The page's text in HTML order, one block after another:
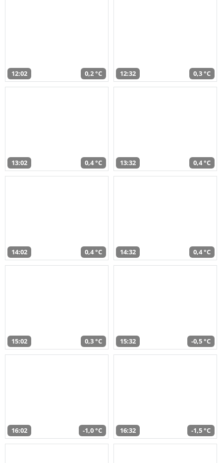
12:02 0,2 °C 12:32 0,3 °C
13:02 0,4 °C 13:32 0,4 °C
14:02 0,4 °C 14:32 0,4 °C
15:02 0,3 °C 15:32 -0,5 °C
16:02 -1,0 °C 16:32 -1,5 °C